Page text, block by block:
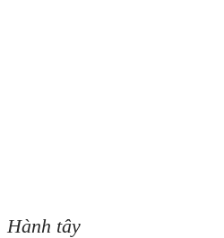
Hành tây